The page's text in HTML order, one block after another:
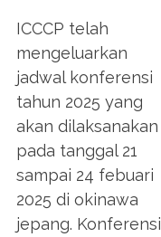
ICCCP telah
mengeluarkan
jadwal konferensi
tahun 2025 yang
akan dilaksanakan
pada tanggal 21
sampai 24 febuari
2025 di okinawa
jepang. Konferensi